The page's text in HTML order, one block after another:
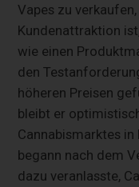
Vapes zu
Kundenattraktion
wie einen
den
höheren Preisen
bleibt er
Cannabismarktes
begann nach dem
dazu veranlasste,